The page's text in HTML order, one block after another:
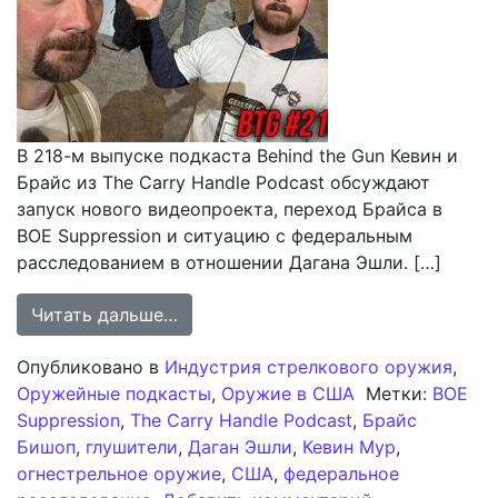
В 218-м выпуске подкаста Behind the Gun Кевин и
Брайс из The Carry Handle Podcast обсуждают
запуск нового видеопроекта, переход Брайса в
BOE Suppression и ситуацию с федеральным
расследованием в отношении Дагана Эшли. […]
Читать дальше…
Опубликовано в Индустрия стрелкового оружия,
Оружейные подкасты, Оружие в США Метки: BOE
Suppression, The Carry Handle Podcast, Брайс
Бишоп, глушители, Даган Эшли, Кевин Мур,
огнестрельное оружие, США, федеральное